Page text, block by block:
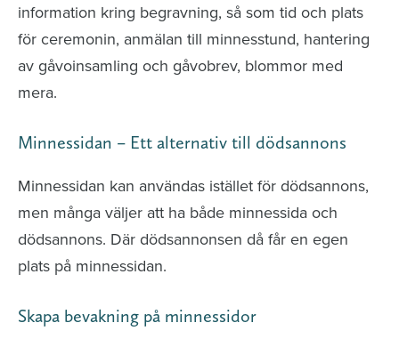
information kring begravning, så som tid och plats
för ceremonin, anmälan till minnesstund, hantering
av gåvoinsamling och gåvobrev, blommor med
mera.
Minnessidan – Ett alternativ till dödsannons
Minnessidan kan användas istället för dödsannons,
men många väljer att ha både minnessida och
dödsannons. Där dödsannonsen då får en egen
plats på minnessidan.
Skapa bevakning på minnessidor